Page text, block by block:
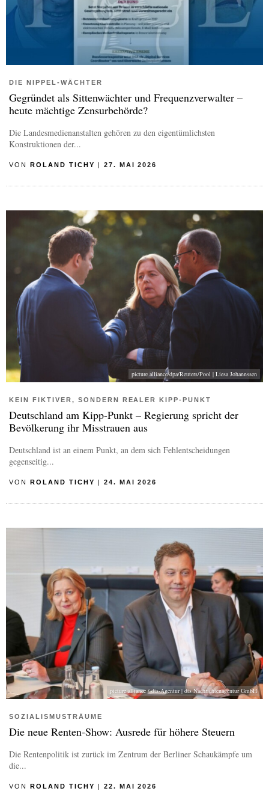
DIE NIPPEL-WÄCHTER
Gegründet als Sittenwächter und Frequenzverwalter –
heute mächtige Zensurbehörde?
Die Landesmedienanstalten gehören zu den eigentümlichsten
Konstruktionen der...
VON ROLAND TICHY 27. MAI 2026
picture alliance/dpa/Reuters/Pool | Liesa Johannssen
KEIN FIKTIVER, SONDERN REALER KIPP-PUNKT
Deutschland am Kipp-Punkt – Regierung spricht der
Bevölkerung ihr Misstrauen aus
Deutschland ist an einem Punkt, an dem sich Fehlentscheidungen
gegenseitig...
VON ROLAND TICHY | 24. MAI 2026
picture alliance / dts-Agentur | dts Nachrichtenagentur GmbH
SOZIALISMUSTRÄUME
Die neue Renten-Show: Ausrede für höhere Steuern
Die Rentenpolitik ist zurück im Zentrum der Berliner Schaukämpfe um
die...
VON ROLAND TICHY | 22. MAI 2026